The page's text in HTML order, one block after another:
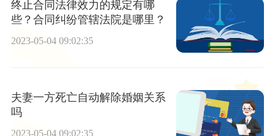
终止合同法律效力的规定有哪
些？合同纠纷管辖法院是哪里？
2023-05-04 09:02:35
夫妻一方死亡自动解除婚姻关系
吗
2023-05-04 09:02:35